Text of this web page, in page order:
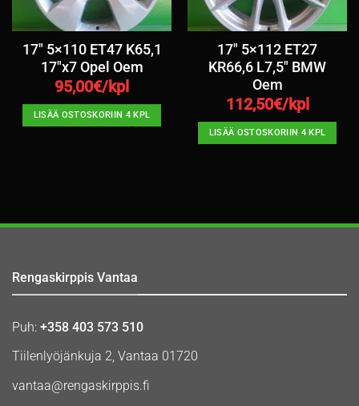
17″ 5×110 ET47 K65,1
17″x7 Opel Oem
95,00€/kpl
LISÄÄ OSTOSKORIIN 4 KPL
17″ 5×112 ET27
KR66,6 L7,5″ BMW
Oem
112,50€/kpl
LISÄÄ OSTOSKORIIN 4 KPL
Rengaskirppis Vantaa
Puh: +358 403 573 510
Tiilenlyöjänkuja 2, Vantaa 01720
vantaa@rengaskirppis.fi